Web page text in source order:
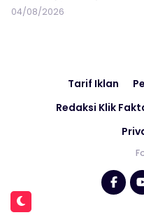
04/08/2026
Tarif Iklan
Redaksi Klik